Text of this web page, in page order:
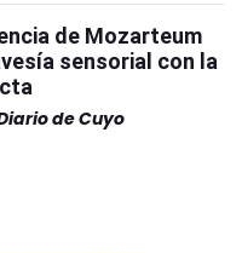
de Mozarteum
sensorial con la
de Cuyo